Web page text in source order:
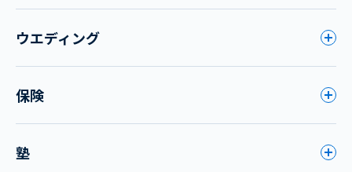
ウエディング
保険
塾